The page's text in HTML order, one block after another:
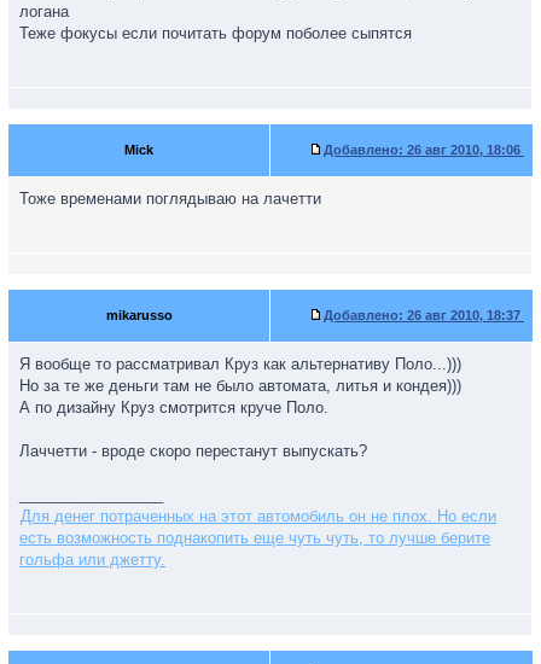
логана
Теже фокусы если почитать форум поболее сыпятся
Mick Добавлено: 26 авг 2010, 18:06
Тоже временами поглядываю на лачетти
mikarusso Добавлено: 26 авг 2010, 18:37
Я вообще то рассматривал Круз как альтернативу Поло...)))
Но за те же деньги там не было автомата, литья и кондея)))
А по дизайну Круз смотрится круче Поло.
Лаччетти - вроде скоро перестанут выпускать?
Для денег потраченных на этот автомобиль он не плох. Но если
есть возможность поднакопить еще чуть чуть, то лучше берите
гольфа или джетту.